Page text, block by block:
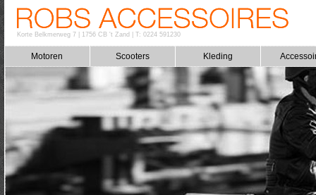
Korte Belkmerweg 7| 1756 CB 't Zand T: 0224 591230
Motoren Scooters Kleding